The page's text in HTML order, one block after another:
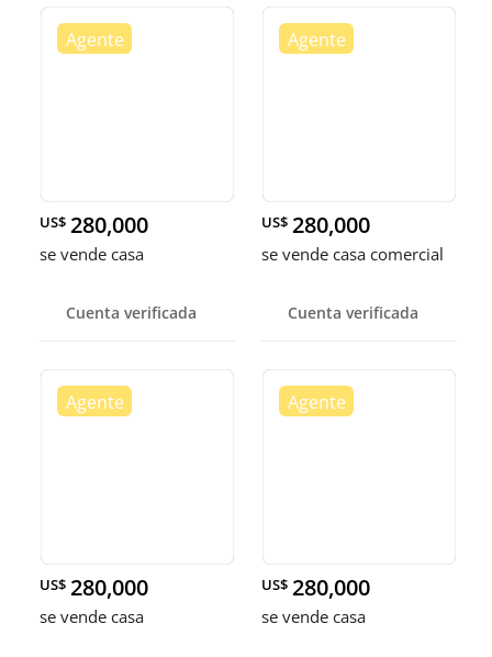
US$ 280,000
se vende casa
Cuenta verificada
US$ 280,000
se vende casa comercial
Cuenta verificada
US$ 280,000
se vende casa
US$ 280,000
se vende casa